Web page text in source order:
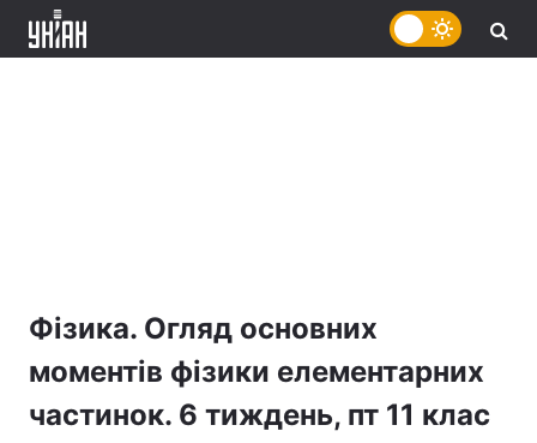
Фізика. Огляд основних
моментів фізики елементарних
частинок. 6 тиждень, пт 11 клас